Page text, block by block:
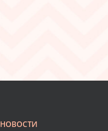
НОВОСТИ